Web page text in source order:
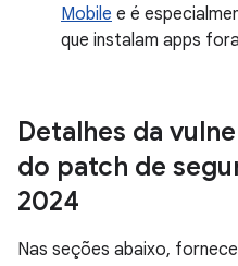
Mobile e é
que instalam apps
Detalhes da
do patch de
2024
Nas seções abaixo,